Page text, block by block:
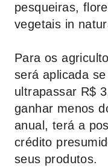
pesqueiras,
vegetais in
Para os
será aplicada
ultrapassar R$
ganhar menos
anual, terá a
crédito
seus produtos.